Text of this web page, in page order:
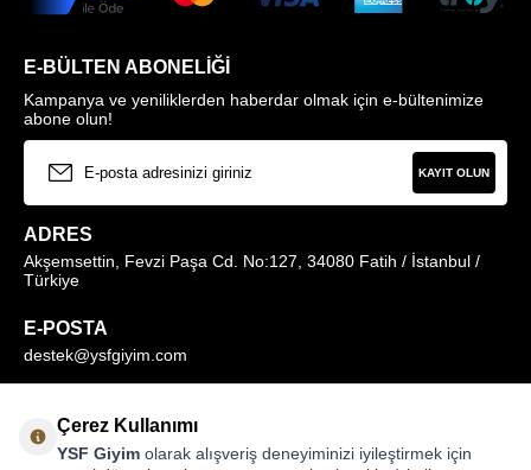
E-BÜLTEN ABONELIĞI
Kampanya ve yeniliklerden haberdar olmak için e-bültenimize
abone olun!
KAYIT OLUN
ADRES
Akşemsettin, Fevzi Paşa Cd. No:127, 34080 Fatih / İstanbul /
Türkiye
E-POSTA
destek@ysfgiyim.com
0850 259 1373
Çerez Kullanımı
YSF Giyim olarak alışveriş deneyiminizi iyileştirmek için